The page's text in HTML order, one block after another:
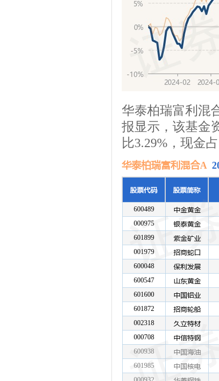
华泰柏瑞富利混
报显示，该基金
比3.29%，现金